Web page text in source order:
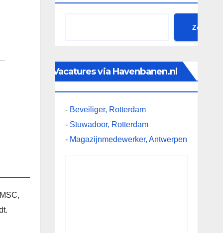
Zoeken
Vacatures via Havenbanen.nl
- Beveiliger, Rotterdam
- Stuwadoor, Rotterdam
- Magazijnmedewerker, Antwerpen